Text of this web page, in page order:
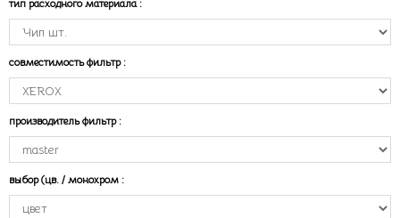
тип расходного материала :
совместимость фильтр :
производитель фильтр :
выбор (цв. / монохром :